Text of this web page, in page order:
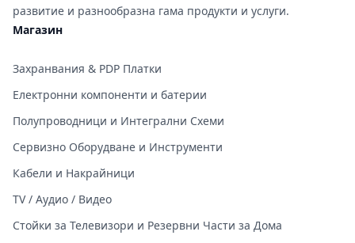
развитие и разнообразна гама продукти и услуги.
Магазин
Захранвания & PDP Платки
Електронни компоненти и батерии
Полупроводници и Интегрални Схеми
Сервизно Оборудване и Инструменти
Кабели и Накрайници
TV / Аудио / Видео
Стойки за Телевизори и Резервни Части за Дома